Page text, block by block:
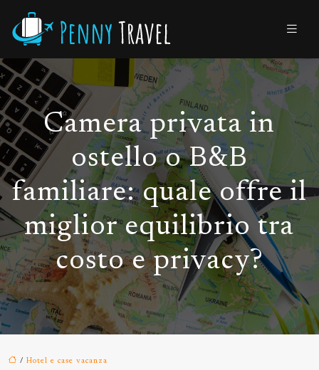
Camera privata in
ostello o B&B
familiare: quale offre il
miglior equilibrio tra
costo e privacy?
/ Hotel e case vacanza